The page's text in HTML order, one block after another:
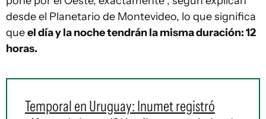
desde el Planetario de Montevideo, lo que significa
queel día y la noche tendrán la misma duración: 12
horas.
Temporal en Uruguay: Inumet registró